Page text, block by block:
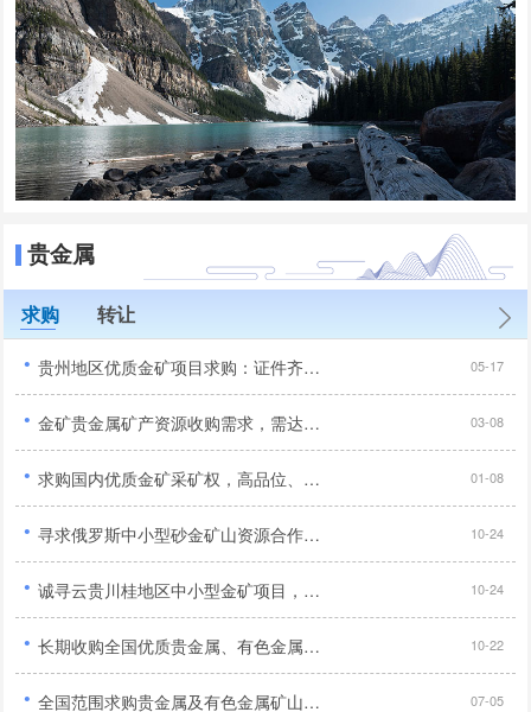
贵金属
求购 转让
· 贵州地区优质金矿项目求购：证件齐全、产权清晰、无纠纷无诉讼... 05-17
· 金矿贵金属矿产资源收购需求，需达到5-10吨以上... 03-08
· 求购国内优质金矿采矿权，高品位、证件齐全、交通优势... 01-08
· 寻求俄罗斯中小型砂金矿山资源合作，手续齐全工业品位达标优先... 10-24
· 诚寻云贵川桂地区中小型金矿项目，采矿探矿权均可合作... 10-24
· 长期收购全国优质贵金属、有色金属矿山资源，以金铜为主欢迎洽谈合作... 10-22
· 全国范围求购贵金属及有色金属矿山：金、铜、铅锌矿 - 规模大、品位高... 07-05